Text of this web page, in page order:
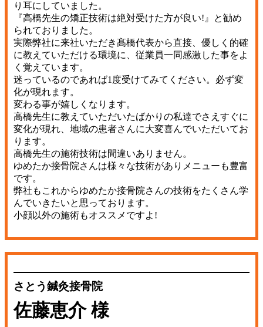
り耳にしていました。
『高橋先生の矯正技術は絶対受けた方が良い!』と勧め
られておりました。
実際弊社に来社いただき髙橋代表から直接、優しく的確
に教えていただける環境に、従業員一同感激した事をよ
く覚えています。
迷っているのであれば1度受けてみてください。必ず変
化が現れます。
変わる事が嬉しくなります。
高橋先生に教えていただいたばかりの私達でさえすぐに
変化が現れ、地域の患者さんに大変喜んでいただいてお
ります。
高橋先生の施術技術は間違いありません。
ゆめたか接骨院さんは様々な技術がありメニューも豊富
です。
弊社もこれからゆめたか接骨院さんの技術をたくさん学
んでいきたいと思っております。
小顔以外の施術もオススメですよ!
さとう鍼灸接骨院
佐藤恵介 様